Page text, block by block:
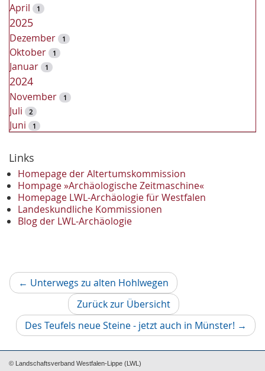
April 1
2025
Dezember 1
Oktober 1
Januar 1
2024
November 1
Juli 2
Juni 1
Dezember
November 2
Oktober 1
September 2
August 1
Mai 1
2022
Oktober 1
1
Juni 1
Mai 3
Links
Homepage der Altertumskommission
Hompage »Archäologische Zeitmaschine«
Homepage LWL-Archäologie für Westfalen
Landeskundliche Kommissionen
Blog der LWL-Archäologie
← Unterwegs zu alten Hohlwegen Vorheriger
Artikel
Zurück zur Übersicht
Des Teufels neue Steine - jetzt auch in Münster!
Artikel
→
© Landschaftsverband Westfalen-Lippe (LWL)